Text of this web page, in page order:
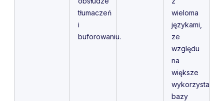
tłumaczeń
i
buforowaniu.
wieloma
językami,
ze
względu
na
większe
wykorzystanie
bazy